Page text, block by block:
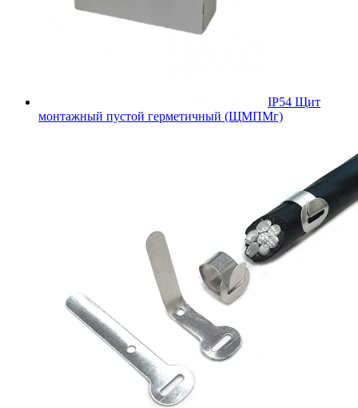
IP54 Щит
монтажный пустой герметичный (ЩМПМг)